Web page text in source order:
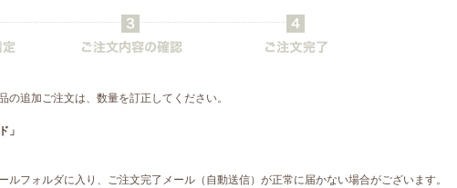
追加ご注文は、数量を訂正してください。
」
フォルダに入り、ご注文完了メール（自動送信）が正常に届かない場合がございます。